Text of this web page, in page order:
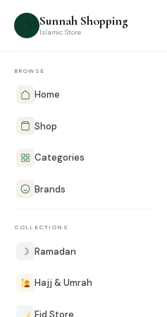
☽ Sunnah Shopping
Islamic Store
BROWSE
Home
Shop
Categories
Brands
COLLECTIONS
☽ Ramadan
Hajj & Umrah
Eid Store